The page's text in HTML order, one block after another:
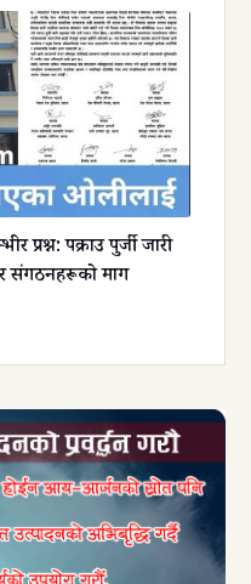
प्रश्न: पक्राउ पुर्जी जारी
संगठनहरूको माग